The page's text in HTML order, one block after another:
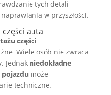
tych detali
w przyszłości.
części auta
części
Wiele osób nie zwraca
Jednak niedokładne
może
techniczne.